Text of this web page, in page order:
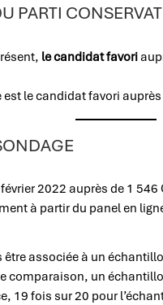
PARTI
le candidat favori
2022 auprès de 1
à partir du panel en
être associée à un
comparaison, un
19 fois sur 20 pour